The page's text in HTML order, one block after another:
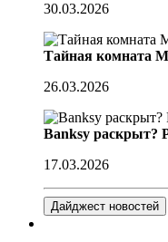
30.03.2026
Тайная комната
26.03.2026
Banksy раскрыт?
17.03.2026
Дайджест новостей